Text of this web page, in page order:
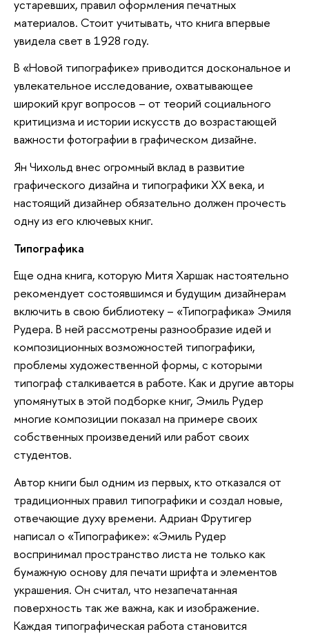
устаревших, правил оформления печатных
материалов. Стоит учитывать, что книга впервые
увидела свет в 1928 году.
В «Новой типографике» приводится доскональное и
увлекательное исследование, охватывающее
широкий круг вопросов – от теорий социального
критицизма и истории искусств до возрастающей
важности фотографии в графическом дизайне.
Ян Чихольд внес огромный вклад в развитие
графического дизайна и типографики XX века, и
настоящий дизайнер обязательно должен прочесть
одну из его ключевых книг.
Типографика
Еще одна книга, которую Митя Харшак настоятельно
рекомендует состоявшимся и будущим дизайнерам
включить в свою библиотеку – «Типографика» Эмиля
Рудера. В ней рассмотрены разнообразие идей и
композиционных возможностей типографики,
проблемы художественной формы, с которыми
типограф сталкивается в работе. Как и другие авторы
упомянутых в этой подборке книг, Эмиль Рудер
многие композиции показал на примере своих
собственных произведений или работ своих
студентов.
Автор книги был одним из первых, кто отказался от
традиционных правил типографики и создал новые,
отвечающие духу времени. Адриан Фрутигер
написал о «Типографике»: «Эмиль Рудер
воспринимал пространство листа не только как
бумажную основу для печати шрифта и элементов
украшения. Он считал, что незапечатанная
поверхность так же важна, как и изображение.
Каждая типографическая работа становится